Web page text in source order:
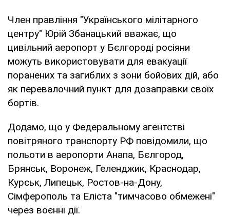
Член правління "Українського мілітарного
центру" Юрій Збанацький вважає, що
цивільний аеропорт у Бєлгороді росіяни
можуть використовувати для евакуації
поранених та загиблих з зони бойових дій, або
як перевалочний пункт для дозаправки своїх
бортів.
Додамо, що у Федеральному агентстві
повітряного транспорту РФ повідомили, що
польоти в аеропорти Анапа, Бєлгород,
Брянськ, Воронеж, Геленджик, Краснодар,
Курськ, Липецьк, Ростов-на-Дону,
Сімферополь та Еліста "тимчасово обмежені"
через воєнні дії.